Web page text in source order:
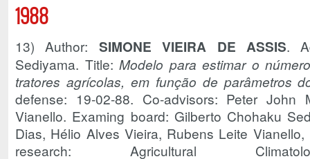
1988
13) Author: SIMONE VIEIRA DE ASSIS.
Sediyama. Title: Modelo para estimar o
tratores agrícolas, em função de parâmetros
defense: 19-02-88. Co-advisors: Peter John
Vianello. Examing board: Gilberto Chohaku
Dias, Hélio Alves Vieira, Rubens Leite
research: Agricultural